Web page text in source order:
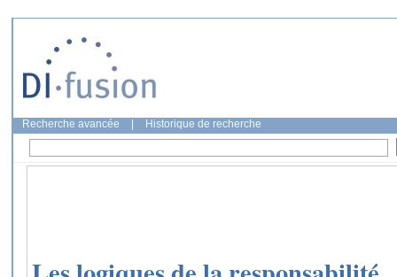
Recherche avancée Historique de recherche